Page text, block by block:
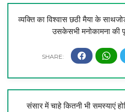
व्यक्ति का विश्वास छठी मैया के
उसकेसभी मनोकामना की
संसार में चाहे कितनी भी समस्याएं